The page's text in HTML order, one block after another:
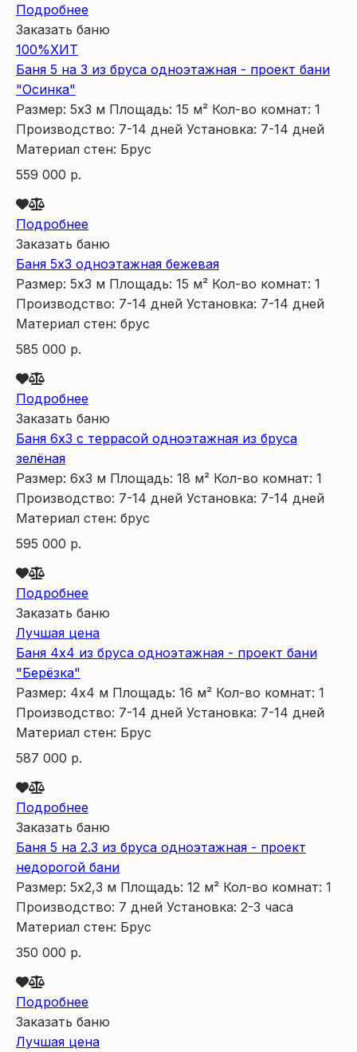
Подробнее
Заказать баню
100%ХИТ
Баня 5 на 3 из бруса одноэтажная - проект бани
"Осинка"
Размер: 5х3 м Площадь: 15 м² Кол-во комнат: 1
Производство: 7-14 дней Установка: 7-14 дней
Материал стен: Брус
559 000 р.
Подробнее
Заказать баню
Баня 5х3 одноэтажная бежевая
Размер: 5х3 м Площадь: 15 м² Кол-во комнат: 1
Производство: 7-14 дней Установка: 7-14 дней
Материал стен: брус
585 000 р.
Подробнее
Заказать баню
Баня 6х3 с террасой одноэтажная из бруса
зелёная
Размер: 6х3 м Площадь: 18 м² Кол-во комнат: 1
Производство: 7-14 дней Установка: 7-14 дней
Материал стен: брус
595 000 р.
Подробнее
Заказать баню
Лучшая цена
Баня 4х4 из бруса одноэтажная - проект бани
"Берёзка"
Размер: 4х4 м Площадь: 16 м² Кол-во комнат: 1
Производство: 7-14 дней Установка: 7-14 дней
Материал стен: Брус
587 000 р.
Подробнее
Заказать баню
Баня 5 на 2.3 из бруса одноэтажная - проект
недорогой бани
Размер: 5х2,3 м Площадь: 12 м² Кол-во комнат: 1
Производство: 7 дней Установка: 2-3 часа
Материал стен: Брус
350 000 р.
Подробнее
Заказать баню
Лучшая цена